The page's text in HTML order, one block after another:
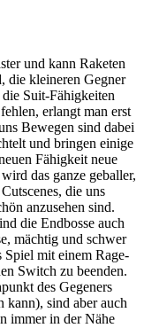
und kann Raketen
die kleineren Gegner
Suit-Fähigkeiten
erlangt man erst
Bewegen sind dabei
und bringen einige
Fähigkeit neue
das ganze geballer,
die uns
anzusehen sind.
die Endbosse auch
mächtig und schwer
Spiel mit einem Rage-
Switch zu beenden.
des Gegeners
kann), sind aber auch
immer in der Nähe